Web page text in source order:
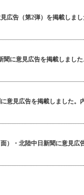
見広告（第2弾）を掲載しま
聞に意見広告を掲載しまし
に意見広告を掲載しました
面）・北陸中日新聞に意見